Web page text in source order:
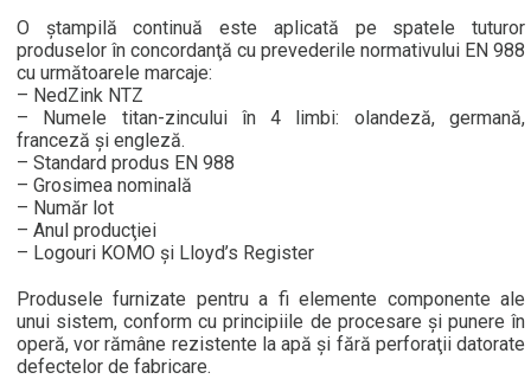
O ştampilă continuă este aplicată pe spatele tuturor
produselor în concordanţă cu prevederile normativului EN 988
cu următoarele marcaje:
– NedZink NTZ
– Numele titan-zincului în 4 limbi: olandeză, germană,
franceză şi engleză.
– Standard produs EN 988
– Grosimea nominală
– Număr lot
– Anul producţiei
– Logouri KOMO şi Lloyd’s Register
Produsele furnizate pentru a fi elemente componente ale
unui sistem, conform cu principiile de procesare şi punere în
operă, vor rămâne rezistente la apă şi fără perforaţii datorate
defectelor de fabricare.